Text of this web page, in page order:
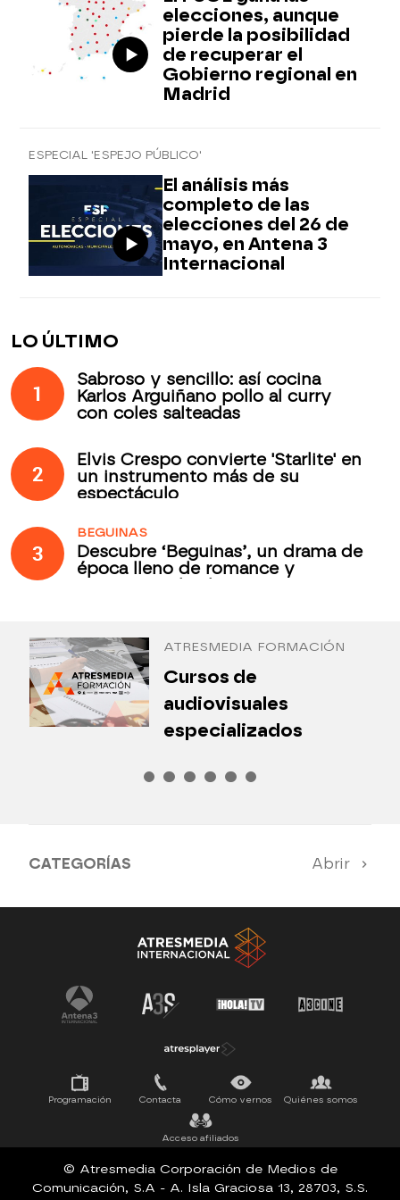
elecciones, aunque
pierde la posibilidad
de recuperar el
Gobierno regional en
Madrid
ESPECIAL 'ESPEJO PÚBLICO'
El análisis más
completo de las
elecciones del 26 de
mayo, en Antena 3
Internacional
LO ÚLTIMO
1
Sabroso y sencillo: así cocina
Karlos Arguiñano pollo al curry
con coles salteadas
2
Elvis Crespo convierte 'Starlite' en
un instrumento más de su
espectáculo
3
BEGUINAS
Descubre ‘Beguinas’, un drama de
época lleno de romance y
ATRESMEDIA FORMACIÓN
Cursos de
audiovisuales
especializados
CATEGORÍAS Abrir
Antena 3 Noticias El Hormiguero
Tu cara me suena Pasapalabra
Programación Contacta Cómo vernos Quiénes somos
Acceso afiliados
© Atresmedia Corporación de Medios de
Comunicación, S.A - A. Isla Graciosa 13, 28703, S.S.